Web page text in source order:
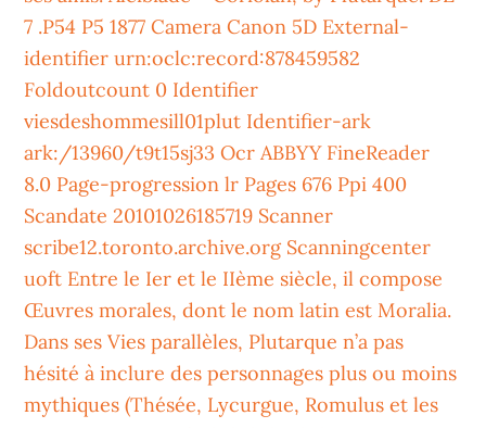
7 .P54 P5 1877 Camera Canon 5D External-
identifier urn:oclc:record:878459582
Foldoutcount 0 Identifier
viesdeshommesill01plut Identifier-ark
ark:/13960/t9t15sj33 Ocr ABBYY FineReader
8.0 Page-progression lr Pages 676 Ppi 400
Scandate 20101026185719 Scanner
scribe12.toronto.archive.org Scanningcenter
uoft Entre le Ier et le IIème siècle, il compose
Œuvres morales, dont le nom latin est Moralia.
Dans ses Vies parallèles, Plutarque n’a pas
hésité à inclure des personnages plus ou moins
mythiques (Thésée, Lycurgue, Romulus et les